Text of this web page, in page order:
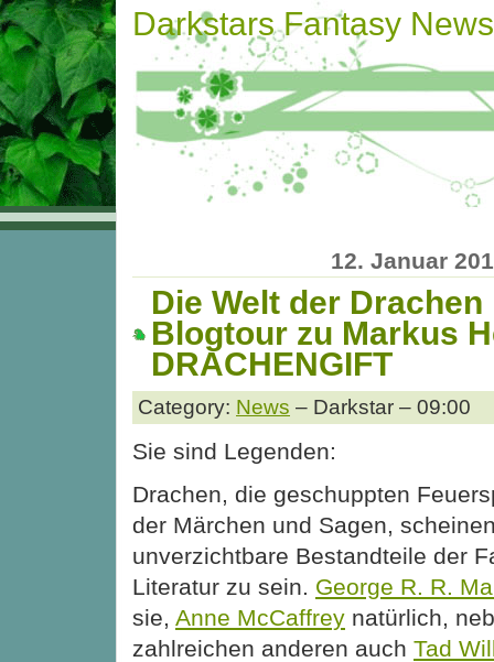
Darkstars Fantasy News
12. Januar
Die Welt der Drachen
Blogtour zu Markus
DRACHENGIFT
Category: News – Darkstar – 09:00
Sie sind Legenden:
Drachen, die geschuppten
der Märchen und Sagen,
unverzichtbare Bestandteile der
Literatur zu sein. George R. R.
sie, Anne McCaffrey natürlich,
zahlreichen anderen auch Tad